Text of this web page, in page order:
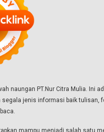
naungan PT.Nur Citra Mulia. Ini
segala jenis informasi baik tulisan,